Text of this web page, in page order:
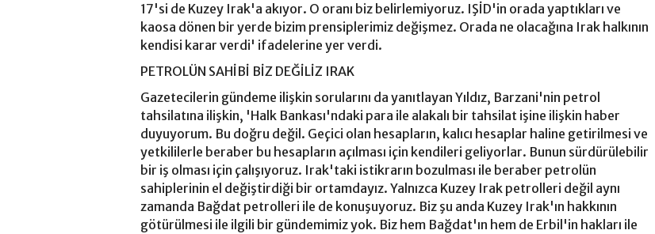
17'si de Kuzey Irak'a akıyor. O oranı biz belirlemiyoruz. IŞİD'in orada yaptıkları ve
kaosa dönen bir yerde bizim prensiplerimiz değişmez. Orada ne olacağına Irak halkının
kendisi karar verdi' ifadelerine yer verdi.
PETROLÜN SAHİBİ BİZ DEĞİLİZ IRAK
Gazetecilerin gündeme ilişkin sorularını da yanıtlayan Yıldız, Barzani'nin petrol
tahsilatına ilişkin, 'Halk Bankası'ndaki para ile alakalı bir tahsilat işine ilişkin haber
duyuyorum. Bu doğru değil. Geçici olan hesapların, kalıcı hesaplar haline getirilmesi ve
yetkililerle beraber bu hesapların açılması için kendileri geliyorlar. Bunun sürdürülebilir
bir iş olması için çalışıyoruz. Irak'taki istikrarın bozulması ile beraber petrolün
sahiplerinin el değiştirdiği bir ortamdayız. Yalnızca Kuzey Irak petrolleri değil aynı
zamanda Bağdat petrolleri ile de konuşuyoruz. Biz şu anda Kuzey Irak'ın hakkının
götürülmesi ile ilgili bir gündemimiz yok. Biz hem Bağdat'ın hem de Erbil'in hakları ile